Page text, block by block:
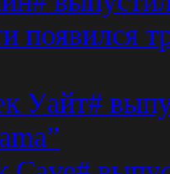
появился
Уайт#